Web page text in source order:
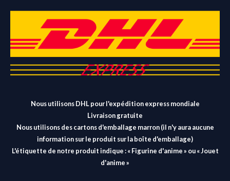
Nous utilisons DHL pour l'expédition express mondiale
Livraison gratuite
Nous utilisons des cartons d'emballage marron (il n'y aura aucune
information sur le produit sur la boîte d'emballage)
L'étiquette de notre produit indique : « Figurine d'anime » ou « Jouet
d'anime »